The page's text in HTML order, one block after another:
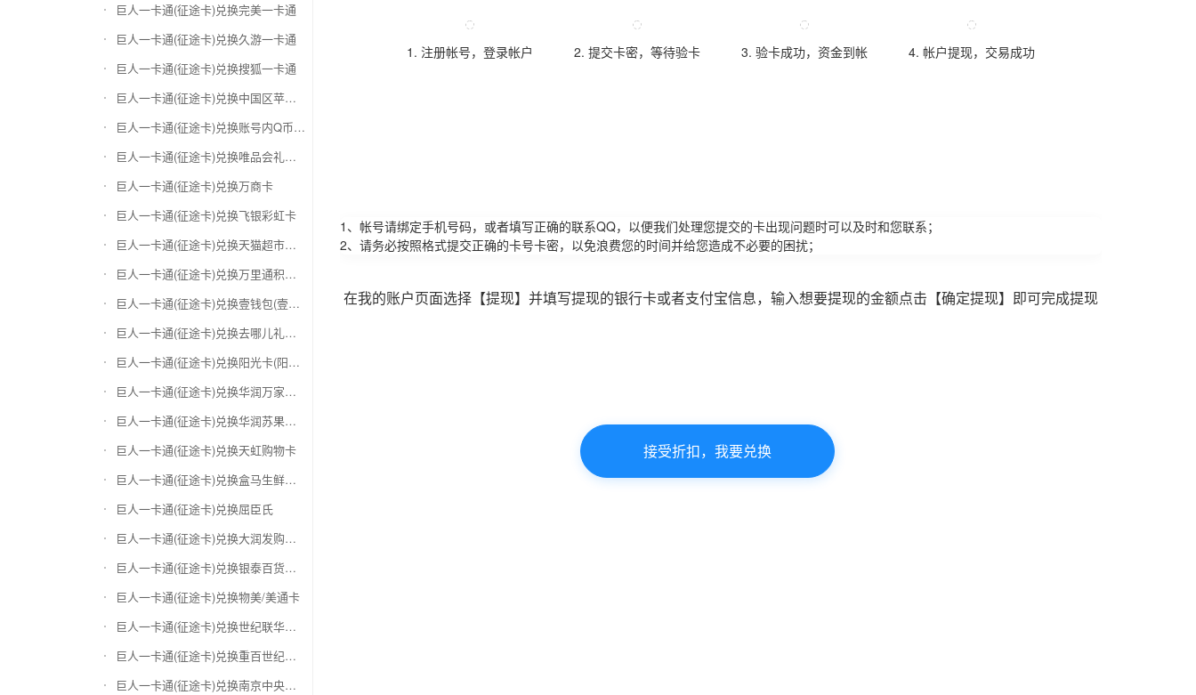
巨人一卡通(征途卡)兑换完美一卡通
巨人一卡通(征途卡)兑换久游一卡通
巨人一卡通(征途卡)兑换搜狐一卡通
巨人一卡通(征途卡)兑换中国区苹果充值卡
巨人一卡通(征途卡)兑换账号内Q币寄售（维护中）
巨人一卡通(征途卡)兑换唯品会礼品卡(唯品卡)
巨人一卡通(征途卡)兑换万商卡
巨人一卡通(征途卡)兑换飞银彩虹卡
巨人一卡通(征途卡)兑换天猫超市卡/享淘卡
巨人一卡通(征途卡)兑换万里通积分卡
巨人一卡通(征途卡)兑换壹钱包(壹卡会)
巨人一卡通(征途卡)兑换去哪儿礼品卡
巨人一卡通(征途卡)兑换阳光卡(阳光爱车)
巨人一卡通(征途卡)兑换华润万家购物卡
巨人一卡通(征途卡)兑换华润苏果卡(苏果超市卡)（维护 请暂停提交）
巨人一卡通(征途卡)兑换天虹购物卡
巨人一卡通(征途卡)兑换盒马生鲜礼品卡
巨人一卡通(征途卡)兑换屈臣氏
巨人一卡通(征途卡)兑换大润发购物卡
巨人一卡通(征途卡)兑换银泰百货银泰卡
巨人一卡通(征途卡)兑换物美/美通卡
巨人一卡通(征途卡)兑换世纪联华充值卡(杭州联华)
巨人一卡通(征途卡)兑换重百世纪卡(重庆百货)
巨人一卡通(征途卡)兑换南京中央商场购物卡
1. 注册帐号，登录帐户 2. 提交卡密，等待验卡 3. 验卡成功，资金到帐 4. 帐户提现，交易成功
1、帐号请绑定手机号码，或者填写正确的联系QQ，以便我们处理您提交的卡出现问题时可以及时和您联系；
2、请务必按照格式提交正确的卡号卡密，以免浪费您的时间并给您造成不必要的困扰；
在我的账户页面选择【提现】并填写提现的银行卡或者支付宝信息，输入想要提现的金额点击【确定提现】即可完成提现
接受折扣，我要兑换